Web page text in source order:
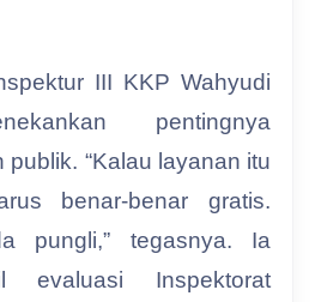
III KKP Wahyudi
pentingnya
publik. “Kalau layanan itu
benar-benar gratis.
pungli,” tegasnya. Ia
evaluasi Inspektorat